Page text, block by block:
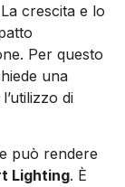
crescita e lo
Per questo
una
di
può rendere
Lighting. È